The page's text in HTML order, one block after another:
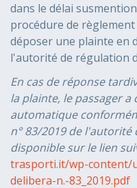
dans le délai
procédure de
déposer une plainte en
l'autorité de régulation
En cas de réponse
la plainte, le passager
automatique
n° 83/2019 de
disponible sur le lien
trasporti.it/wp-content/
delibera-n.-83_2019.pdf